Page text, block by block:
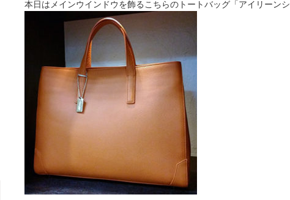
本日はメインウインドウを飾るこちらのトートバッグ「アイリーン